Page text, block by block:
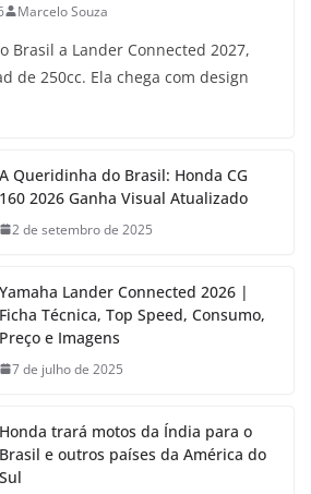
Marcelo Souza
Brasil a Lander Connected 2027,
de 250cc. Ela chega com design
A Queridinha do Brasil: Honda CG
160 2026 Ganha Visual Atualizado
2 de setembro de 2025
Yamaha Lander Connected 2026 |
Ficha Técnica, Top Speed, Consumo,
Preço e Imagens
7 de julho de 2025
Honda trará motos da Índia para o
Brasil e outros países da América do
Sul